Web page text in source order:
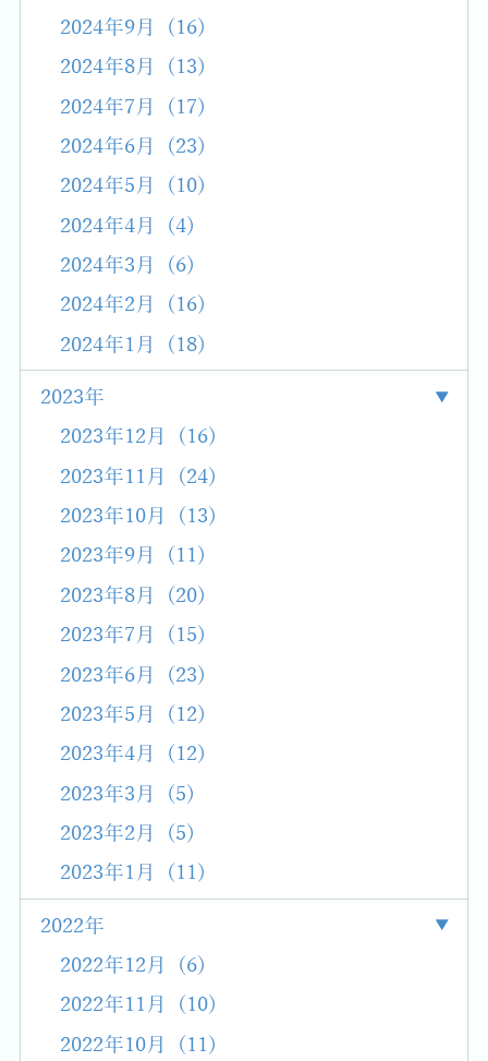
2024年9月 (16)
2024年8月 (13)
2024年7月 (17)
2024年6月 (23)
2024年5月 (10)
2024年4月 (4)
2024年3月 (6)
2024年2月 (16)
2024年1月 (18)
2023年
2023年12月 (16)
2023年11月 (24)
2023年10月 (13)
2023年9月 (11)
2023年8月 (20)
2023年7月 (15)
2023年6月 (23)
2023年5月 (12)
2023年4月 (12)
2023年3月 (5)
2023年2月 (5)
2023年1月 (11)
2022年
2022年12月 (6)
2022年11月 (10)
2022年10月 (11)